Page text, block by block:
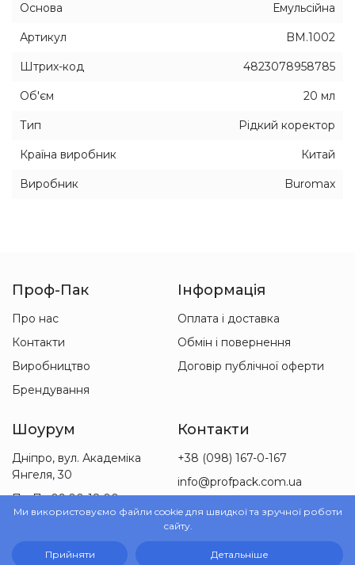
Основа Емульсійна
Артикул BM.1002
Штрих-код 4823078958785
Об'єм 20 мл
Тип Рідкий коректор
Країна виробник Китай
Виробник Buromax
Проф-Пак
Про нас
Контакти
Виробництво
Брендування
Інформація
Оплата і доставка
Обмін і повернення
Договір публічної оферти
Шоурум
Дніпро, вул. Академіка
Янгеля, 30
Пн-Пт 09:00-18:00
Сб 09:00-15:00
Контакти
+38 (098) 167-0-167
info@profpack.com.ua
© 2010-2026 ТОВ «Проф-Пак»
Ми використовуємо файли cookie для швидкої та зручної роботи
сайту.
Прийняти Детальніше